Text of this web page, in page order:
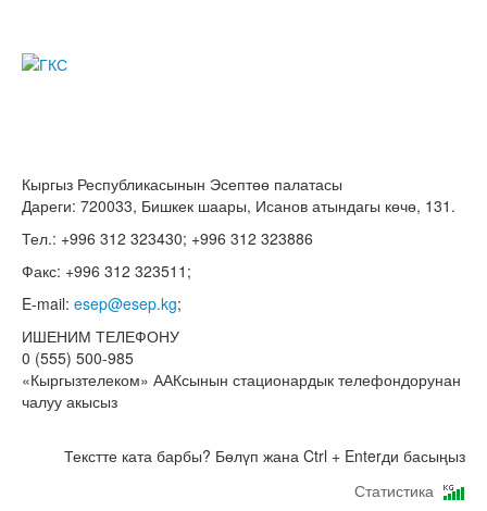
Кыргыз Республикасынын Эсептөө палатасы
Дареги: 720033, Бишкек шаары, Исанов атындагы көчө, 131.
Тел.: +996 312 323430; +996 312 323886
Факс: +996 312 323511;
E-mail: esep@esep.kg;
ИШЕНИМ ТЕЛЕФОНУ
0 (555) 500-985
«Кыргызтелеком» ААКсынын стационардык телефондорунан
чалуу акысыз
Текстте ката барбы? Бөлүп жана Ctrl + Enterди басыңыз
Статистика